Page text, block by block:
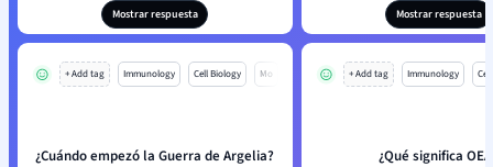
Mostrar respuesta Mostrar respuesta
+ Add tag Immunology Cell Biology Mo
¿Cuándo empezó la Guerra de Argelia?
+ Add tag Immunology
¿Qué significa